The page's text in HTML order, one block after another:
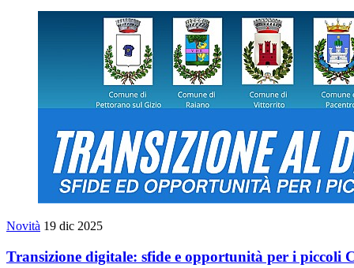
Novità 19 dic 2025
Transizione digitale: sfide e opportunità per i piccoli